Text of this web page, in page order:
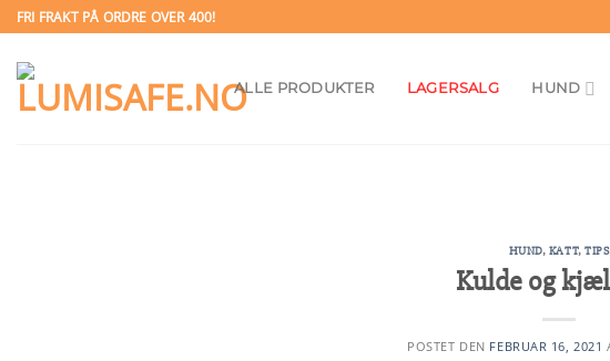
Skip
to
content
FRI FRAKT PÅ ORDRE OVER 400!
ALLE PRODUKTER LAGERSALG HUND
HUND, KATT,TIPS
Kulde og
POSTET DEN FEBRUAR 16, 2021